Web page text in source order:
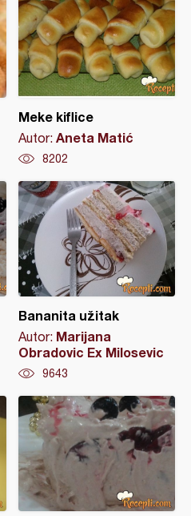
Meke kiflice
Autor: Aneta Matić
8202
Bananita užitak
Autor: Marijana
Obradovic Ex Milosevic
9643